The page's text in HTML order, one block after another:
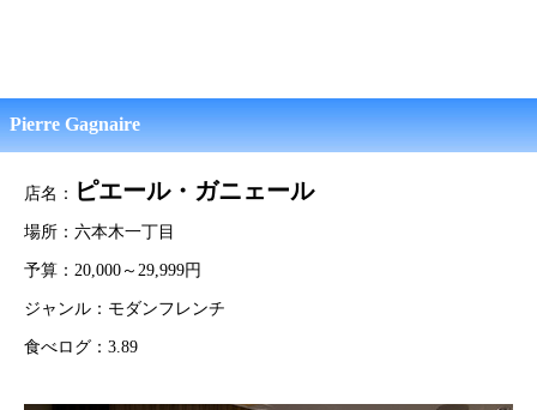
Pierre Gagnaire
店名： ピエール・ガニェール
場所：六本木一丁目
予算：20,000～29,999円
ジャンル：モダンフレンチ
食べログ：3.89